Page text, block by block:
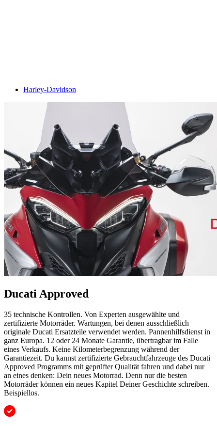
Harley-Davidson
Ducati Approved
35 technische Kontrollen. Von Experten ausgewählte und
zertifizierte Motorräder. Wartungen, bei denen ausschließlich
originale Ducati Ersatzteile verwendet werden. Pannenhilfsdienst in
ganz Europa. 12 oder 24 Monate Garantie, übertragbar im Falle
eines Verkaufs. Keine Kilometerbegrenzung während der
Garantiezeit. Du kannst zertifizierte Gebrauchtfahrzeuge des Ducati
Approved Programms mit geprüfter Qualität fahren und dabei nur
an eines denken: Dein neues Motorrad. Denn nur die besten
Motorräder können ein neues Kapitel Deiner Geschichte schreiben.
Beispiellos.